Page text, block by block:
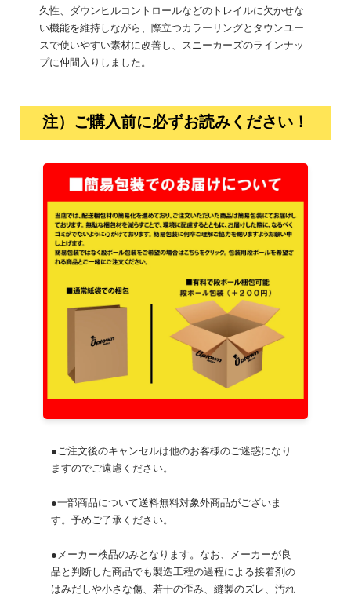
久性、ダウンヒルコントロールなどのトレイルに欠かせな
い機能を維持しながら、際立つカラーリングとタウンユー
スで使いやすい素材に改善し、スニーカーズのラインナッ
プに仲間入りしました。
注）ご購入前に必ずお読みください！
●ご注文後のキャンセルは他のお客様のご迷惑になり
ますのでご遠慮ください。
●一部商品について送料無料対象外商品がございま
す。予めご了承ください。
●メーカー検品のみとなります。なお、メーカーが良
品と判断した商品でも製造工程の過程による接着剤の
はみだしや小さな傷、若干の歪み、縫製のズレ、汚れ